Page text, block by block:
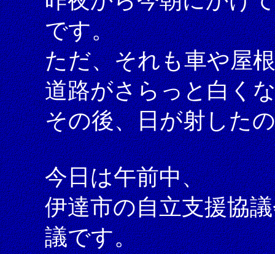
です。
ただ、それも車や屋
道路がさらっと白く
その後、日が射した
今日は午前中、
伊達市の自立支援協
議です。